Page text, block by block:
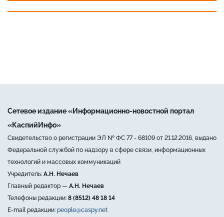
Сетевое издание «Информационно-новостной портал
«КаспийИнфо»
Свидетельство о регистрации ЭЛ № ФС 77 - 68109 от 21.12.2016, выдано
Федеральной службой по надзору в сфере связи, информационных
технологий и массовых коммуникаций
Учредитель: А.Н. Нечаев
Главный редактор — А.Н. Нечаев
Телефоны редакции: 8 (8512) 48 18 14
E-mail редакции: people@caspy.net